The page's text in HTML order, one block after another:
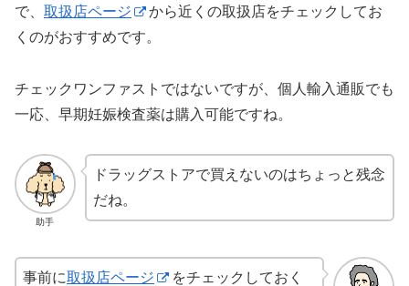
で、 取扱店ページ
から近くの取扱店をチェックしてお
くのがおすすめです。
チェックワンファストではないですが、個人輸入通販でも
一応、早期妊娠検査薬は購入可能ですね。
助手
ドラッグストアで買えないのはちょっと残念
だね。
事前に取扱店ページ
をチェックしておく